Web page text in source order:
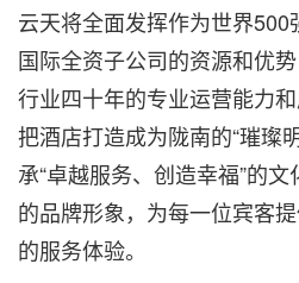
云天将全面发挥作为世界
国际全资子公司的资源和优
行业四十年的专业运营能力和
把酒店打造成为陇南的“璀璨
承“卓越服务、创造幸福”的
的品牌形象，为每一位宾客
的服务体验。